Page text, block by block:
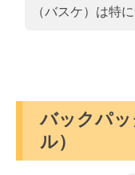
（バスケ）は特
バックパ
ル）